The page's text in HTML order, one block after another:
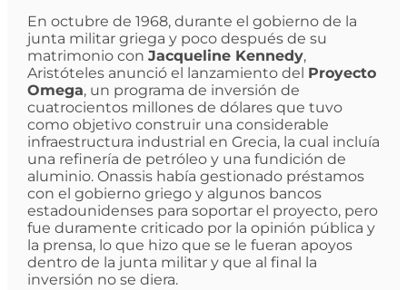
En octubre de 1968, durante el gobierno de la
junta militar griega y poco después de su
matrimonio con Jacqueline Kennedy,
Aristóteles anunció el lanzamiento del Proyecto
Omega, un programa de inversión de
cuatrocientos millones de dólares que tuvo
como objetivo construir una considerable
infraestructura industrial en Grecia, la cual incluía
una refinería de petróleo y una fundición de
aluminio. Onassis había gestionado préstamos
con el gobierno griego y algunos bancos
estadounidenses para soportar el proyecto, pero
fue duramente criticado por la opinión pública y
la prensa, lo que hizo que se le fueran apoyos
dentro de la junta militar y que al final la
inversión no se diera.